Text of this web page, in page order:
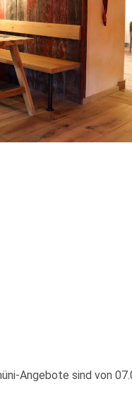
Angebote sind von